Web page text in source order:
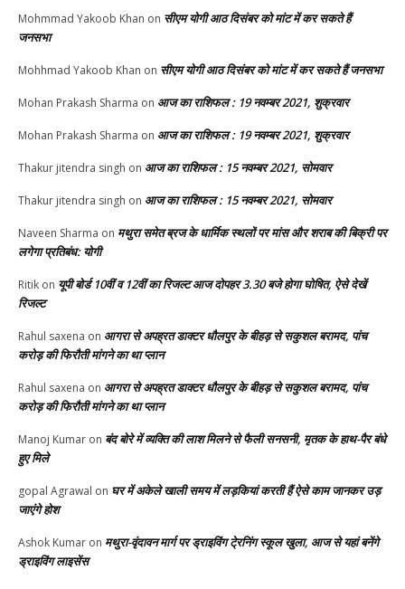
Mohmmad Yakoob Khan on सीएम योगी आठ दिसंबर को मांट में कर सकते हैं
जनसभा
Mohhmad Yakoob Khan on सीएम योगी आठ दिसंबर को मांट में कर सकते हैं जनसभा
Mohan Prakash Sharma on आज का राशिफल : 19 नवम्बर 2021, शुक्रवार
Mohan Prakash Sharma on आज का राशिफल : 19 नवम्बर 2021, शुक्रवार
Thakur jitendra singh on आज का राशिफल : 15 नवम्बर 2021, सोमवार
Thakur jitendra singh on आज का राशिफल : 15 नवम्बर 2021, सोमवार
Naveen Sharma on मथुरा समेत ब्रज के धार्मिक स्थलों पर मांस और शराब की बिक्री पर
लगेगा प्रतिबंध: योगी
Ritik on यूपी बोर्ड 10वीं व 12वीं का रिजल्ट आज दोपहर 3.30 बजे होगा घोषित, ऐसे देखें
रिजल्ट
Rahul saxena on आगरा से अपह्रत डाक्टर धौलपुर के बीहड़ से सकुशल बरामद, पांच
करोड़ की फिरौती मांगने का था प्लान
Rahul saxena on आगरा से अपह्रत डाक्टर धौलपुर के बीहड़ से सकुशल बरामद, पांच
करोड़ की फिरौती मांगने का था प्लान
Manoj Kumar on बंद बोरे में व्यक्ति की लाश मिलने से फैली सनसनी, मृतक के हाथ-पैर बंधे
हुए मिले
gopal Agrawal on घर में अकेले खाली समय में लड़कियां करती हैं ऐसे काम जानकर उड़
जाएंगे होश
Ashok Kumar on मथुरा-वृंदावन मार्ग पर ड्राइविंग टे्रनिंग स्कूल खुला, आज से यहां बनेंगे
ड्राइविंग लाइसेंस